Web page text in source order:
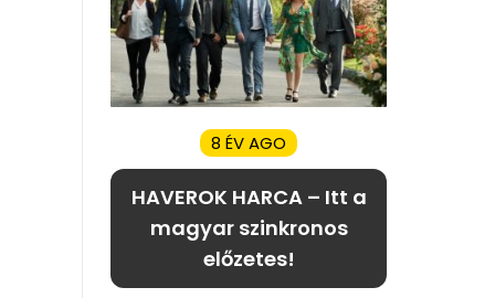
8 ÉV AGO
HAVEROK HARCA – Itt a
magyar szinkronos
előzetes!